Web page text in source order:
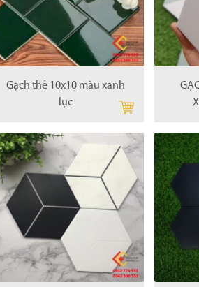
Gạch thẻ 10x10 màu xanh
lục